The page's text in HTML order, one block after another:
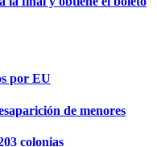
por EU
de menores
colonias